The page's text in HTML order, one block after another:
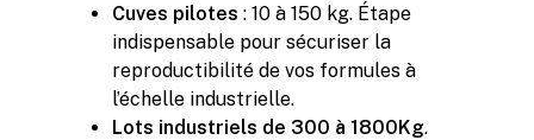
Cuves pilotes : 10 à 150 kg. Étape
indispensable pour sécuriser la
reproductibilité de vos formules à
l’échelle industrielle.
Lots industriels de 300 à 1800Kg.